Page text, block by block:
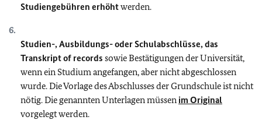
Studiengebühren erhöhtwerden.
Studien-, Ausbildungs- oder Schulabschlüsse, das
Transkript of records sowie Bestätigungen der Universität,
wenn ein Studium angefangen, aber nicht abgeschlossen
wurde. Die Vorlage des Abschlusses der Grundschule ist nicht
nötig. Die genannten Unterlagen müssen im Original
vorgelegt werden.